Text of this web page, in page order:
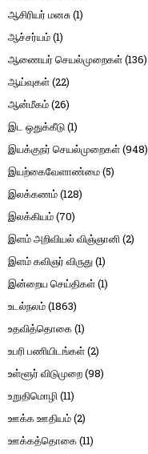
ஆசிரியர் மனசு(1)
ஆச்சர்யம்(1)
ஆணையர் செயல்முறைகள்(136)
ஆய்வுகள்(22)
ஆன்மீகம்(26)
இட ஒதுக்கீடு(1)
இயக்குநர் செயல்முறைகள்(948)
இயற்கைவேளாண்மை(5)
இலக்கணம்(128)
இலக்கியம்(70)
இளம் அறிவியல் விஞ்ஞானி(2)
இளம் கவிஞர் விருது(1)
இன்றைய செய்திகள்(1)
உடல்நலம்(1863)
உதவித்தொகை(1)
உபரி பணியிடங்கள்(2)
உள்ளூர் விடுமுறை(98)
உறுதிமொழி(11)
ஊக்க ஊதியம்(2)
ஊக்கத்தொகை(11)